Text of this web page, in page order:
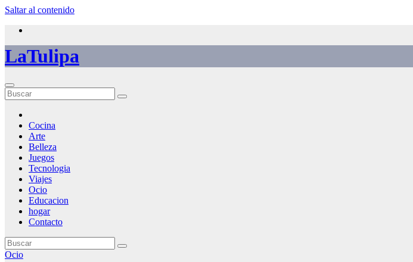
Saltar al contenido
LaTulipa
Cocina
Arte
Belleza
Juegos
Tecnologia
Viajes
Ocio
Educacion
hogar
Contacto
Ocio